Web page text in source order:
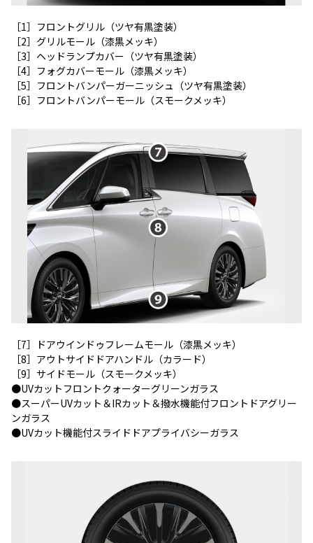
［1］フロントグリル（ツヤ有黒塗装）
［2］グリルモール（漆黒メッキ）
［3］ヘッドランプカバー（ツヤ有黒塗装）
［4］フォグカバーモール（漆黒メッキ）
［5］フロントバンパーガーニッシュ（ツヤ有黒塗装）
［6］フロントバンパーモール（スモークメッキ）
［7］ドアウインドゥフレームモール（漆黒メッキ）
［8］アウトサイドドアハンドル（カラード）
［9］サイドモール（スモークメッキ）
●UVカットフロントクォーターグリーンガラス
●スーパーUVカット＆IRカット＆撥水機能付フロントドアグリー
ンガラス
●UVカット機能付スライドドアプライバシーガラス